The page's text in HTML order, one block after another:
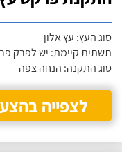
סוג העץ: עץ אלון
תשתית קיימת: יש לפרק
סוג התקנה: הנחה צפה
לצפייה